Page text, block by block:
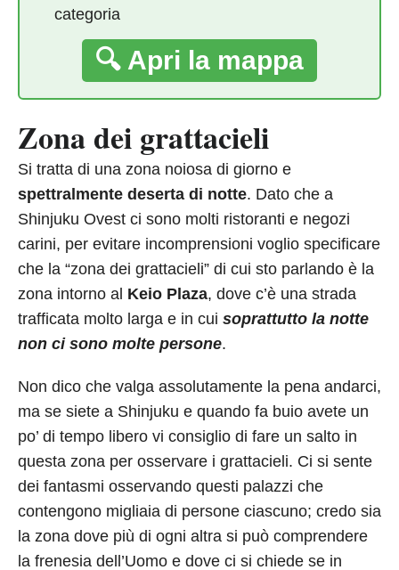
categoria
🔍 Apri la mappa
Zona dei grattacieli
Si tratta di una zona noiosa di giorno e
spettralmente deserta di notte. Dato che a
Shinjuku Ovest ci sono molti ristoranti e negozi
carini, per evitare incomprensioni voglio specificare
che la “zona dei grattacieli” di cui sto parlando è la
zona intorno al Keio Plaza, dove c’è una strada
trafficata molto larga e in cui soprattutto la notte
non ci sono molte persone.
Non dico che valga assolutamente la pena andarci,
ma se siete a Shinjuku e quando fa buio avete un
po’ di tempo libero vi consiglio di fare un salto in
questa zona per osservare i grattacieli. Ci si sente
dei fantasmi osservando questi palazzi che
contengono migliaia di persone ciascuno; credo sia
la zona dove più di ogni altra si può comprendere
la frenesia dell’Uomo e dove ci si chiede se in